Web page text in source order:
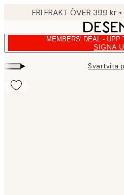
FRI FRAKT ÖVER 399 kr
MEMBERS' DEAL - UPP
SIGNA
▸ Svartvita